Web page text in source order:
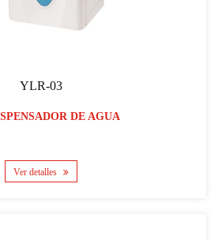
YLR-03
DE AGUA
Ver detalles